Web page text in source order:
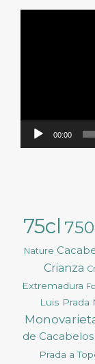
00:00
75cl
Nature
Crianza
Extremadura
Luis Prada
de Cacabelos
Prada a